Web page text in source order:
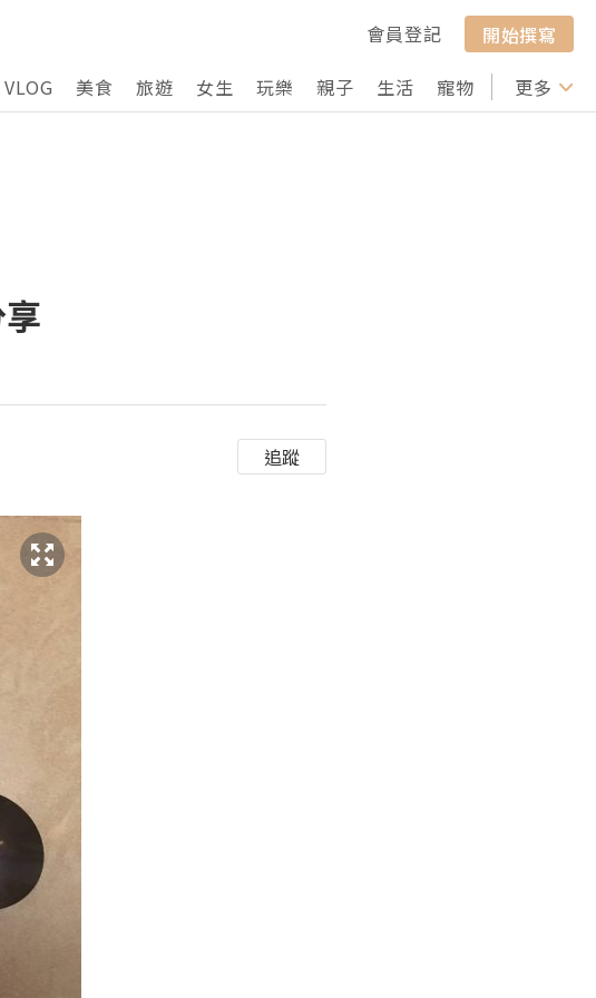
會員登記
開始撰寫
VLOG 美食 旅遊 女生 玩樂 親子 生活 寵物 行山 打卡
更多
追蹤